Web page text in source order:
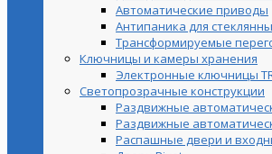
Автоматические приводы
Антипаника для
Трансформируемые
Ключницы и камеры хранения
Электронные ключницы
Светопрозрачные конструкции
Раздвижные
Раздвижные
Распашные двери и